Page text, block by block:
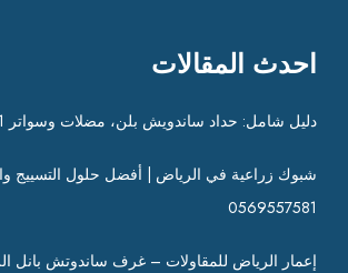
احدث المقالات
دليل شامل: حداد ساندويش بلن، مضلات وسواتر 0569557581
شبوك زراعية في الرياض | أفضل حلول التسييج
0569557581
إعمار الرياض للمقاولات – غرف ساندوتش بانل